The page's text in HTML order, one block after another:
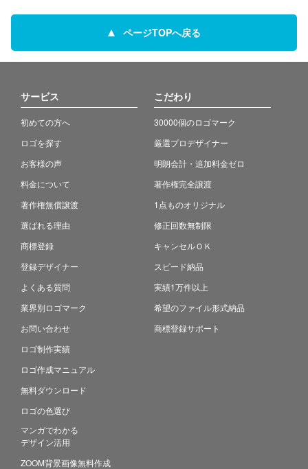
ページTOPへ戻る
サービス
初めての方へ
ロゴを探す
お客様の声
料金について
著作権無償譲渡
選ばれる理由
商標登録
登録デザイナー
よくある質問
業界別ロゴマーク
お問い合わせ
ロゴ制作実績
ロゴ作成マニュアル
無料ダウンロード
ロゴの色選び
マンガでわかる
デザイン活用
ZOOM背景画像無料作成
こだわり
30000個のロゴマーク
厳選プロデザイナー
明朗会計・追加料金ゼロ
著作権完全譲渡
1点ものオリジナル
修正回数無制限
キャンセルＯＫ
スピード納品
実績1万件以上
希望のファイル形式納品
商標登録サポート